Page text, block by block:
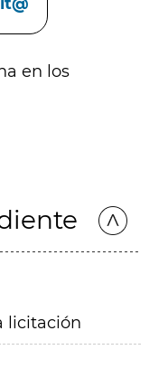
en los
licitación